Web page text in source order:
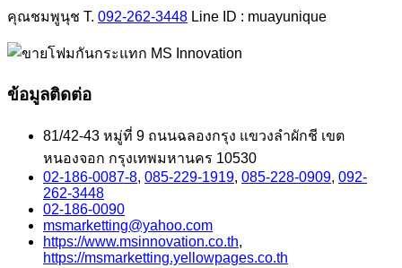
คุณชมพูนุช T. 092-262-3448 Line ID : muayunique
ข้อมูลติดต่อ
81/42-43 หมู่ที่ 9 ถนนฉลองกรุง แขวงลำผักชี เขต
หนองจอก กรุงเทพมหานคร 10530
02-186-0087-8, 085-229-1919, 085-228-0909, 092-
262-3448
02-186-0090
msmarketting@yahoo.com
https://www.msinnovation.co.th,
https://msmarketting.yellowpages.co.th